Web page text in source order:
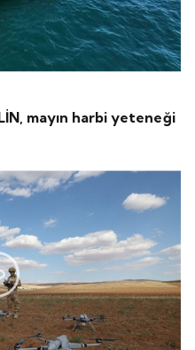
mayın harbi yeteneği